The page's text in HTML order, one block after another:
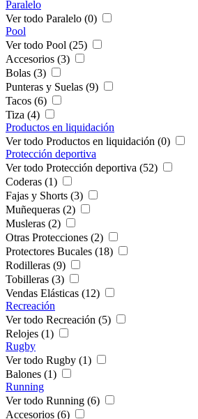
Paralelo
Ver todo Paralelo (0)
Pool
Ver todo Pool (25)
Accesorios (3)
Bolas (3)
Punteras y Suelas (9)
Tacos (6)
Tiza (4)
Productos en liquidación
Ver todo Productos en liquidación (0)
Protección deportiva
Ver todo Protección deportiva (52)
Coderas (1)
Fajas y Shorts (3)
Muñequeras (2)
Musleras (2)
Otras Protecciones (2)
Protectores Bucales (18)
Rodilleras (9)
Tobilleras (3)
Vendas Elásticas (12)
Recreación
Ver todo Recreación (5)
Relojes (1)
Rugby
Ver todo Rugby (1)
Balones (1)
Running
Ver todo Running (6)
Accesorios (6)